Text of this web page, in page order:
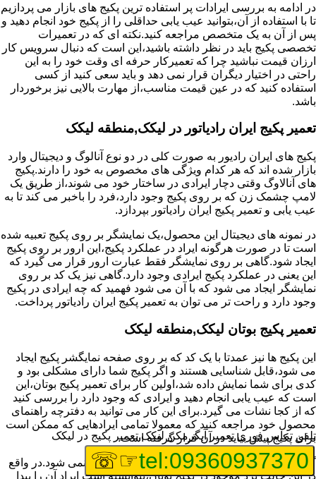
در ادامه به بررسی ایرادات پر استفاده ترین پکیج های بازار می پردازیم
تا با استفاده از آن،بتوانید عیب یابی حداقلی را از پکیج خود انجام دهید و
پس از آن به یک متخصص مراجعه کنید.نکته ای که در تعمیرات
تخصصی پکیج باید در نظر داشته باشید،این است که دنبال سرویس کار
ارزان قیمت نباشید چرا که تعمیرکار حرفه ای وقت خود را به این
راحتی در اختیار دیگران قرار نمی دهد و باید سعی کنید از کسی
استفاده کنید که در عین قیمت مناسب،از مهارت بالایی نیز برخوردار
باشد.
تعمیر پکیج ایران رادیاتور در لیکک,منطقه لیکک
پکیج های ایران رادیور به صورت کلی در دو نوع آنالوگ و دیجیتال وارد
بازار شده اند که هر کدام ویژگی های مخصوص به خود را دارند.پکیج
های آنالاوگ وقتی دچار ایرادی در ساختار خود می شوند،از طریق یک
لامپ چشمک زن که بر روی پکیج وجود دارد،فرد را باخبر می کند تا به
عیب یابی و تعمیر پکیج ایران رادیاتور بپردازد.
در نمونه های دیجیتال این محصول،یک نمایشگر بر روی پکیج تعبیه شده
است تا در صورت هرگونه ایراد در عملکرد پکیج،این ارور بر روی پکیج
ایجاد شود.گاهی بر روی نمایشگر فقط عبارت ارور قرار می گیرد که
این یعنی در عملکرد پکیج ایرادی وجود دارد.گاهی نیز یک کد بر روی
نمایشگر ایجاد می شود که با آن می شود فهمید که چه ایرادی در پکیج
وجود دارد و راحت تر می توان به تعمیر پکیج ایران رادیاتور پرداخت.
تعمیر پکیج بوتان لیکک,منطقه لیکک
این پکیج ها نیز عمدتا با یک کد که بر روی صفحه نمایگشر پکیج ایجاد
می شود،قابل شناسایی هستند و اگر پکیج شما دارای مشکلی بود و
کدی برای شما نمایش داده شد،اولین کار برای تعمیر پکیج بوتان،این
است که عیب یابی انجام دهید و ایرادی که وجود دارد را بررسی کنید
که از کجا نشات می گیرد.برای این کار می توانید به دفترچه راهنمای
محصول خود مراجعه کنید که معمولا تمامی ایرادهایی که ممکن است
برای پکیج پیش بیاید در آن قرار گرفته است.
گاهی نیز هنگام خرابی پکیج،هیچ اروری نمایش داده نمی شود.در واقع
در این حالت برد موجود در پکیج بوتان،نتوانسته است ایراد آن را پیدا
تلفن تماس فوریتعمیر آبگرمکن لیکک,تعمیر پکیج در لیکک
tel:09360937370
☞☏